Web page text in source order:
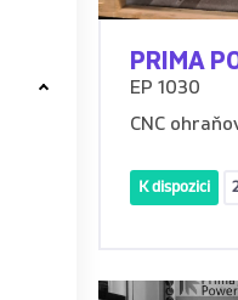
PRIMA
EP 1030
CNC
K dispozici